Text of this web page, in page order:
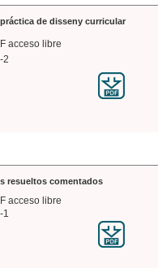
de disseny curricular
acceso libre
2
resueltos comentados
acceso libre
1